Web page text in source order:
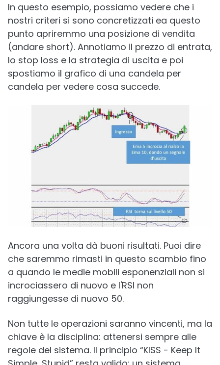
In questo esempio, possiamo vedere che i
nostri criteri si sono concretizzati ea questo
punto apriremmo una posizione di vendita
(andare short). Annotiamo il prezzo di entrata,
lo stop loss e la strategia di uscita e poi
spostiamo il grafico di una candela per
candela per vedere cosa succede.
Ancora una volta dà buoni risultati. Puoi dire
che saremmo rimasti in questo scambio fino
a quando le medie mobili esponenziali non si
incrociassero di nuovo e l'RSI non
raggiungesse di nuovo 50.
Non tutte le operazioni saranno vincenti, ma la
chiave è la disciplina: attenersi sempre alle
regole del sistema. Il principio “KISS - Keep It